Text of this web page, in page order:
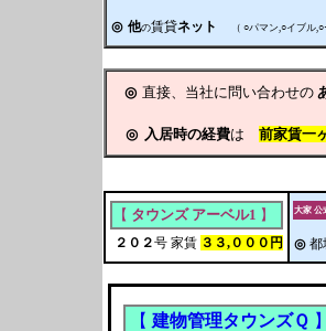
◎ 他の賃貸ネット （ ○パマン,○イブル
◎ 直接、当社に問い合わせの
◎ 入居時の経費は 前家賃一
【 タウンズ アーベル1 】
２０２号 家賃 ３３,０００円
大家 公
◎ 都
【 建物管理タウンズＱ 】